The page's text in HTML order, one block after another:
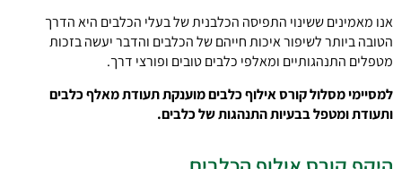
אנו מאמינים ששינוי התפיסה הכלבנית של בעלי הכלבים היא הדרך
הטובה ביותר לשיפור איכות חייהם של הכלבים והדבר יעשה בזכות
מטפלים התנהגותיים ומאלפי כלבים טובים ופורצי דרך.
למסיימי מסלול קורס אילוף כלבים מוענקת תעודת מאלף כלבים
ותעודת ומטפל בבעיות התנהגות של כלבים.